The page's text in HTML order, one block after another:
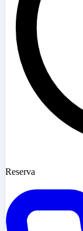
Reserva